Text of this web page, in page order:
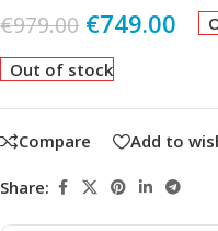
€979.00 €749.00
Out of stock
Compare Add to
Share: